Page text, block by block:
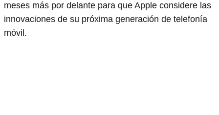
meses más por delante para que Apple considere las
innovaciones de su próxima generación de telefonía
móvil.